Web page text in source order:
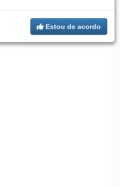
Estou de acordo